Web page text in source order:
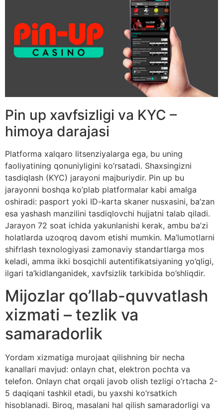
Pin up xavfsizligi va KYC –
himoya darajasi
Platforma xalqaro litsenziyalarga ega, bu uning
faoliyatining qonuniyligini ko’rsatadi. Shaxsingizni
tasdiqlash (KYC) jarayoni majburiydir. Pin up bu
jarayonni boshqa ko’plab platformalar kabi amalga
oshiradi: pasport yoki ID-karta skaner nusxasini, ba’zan
esa yashash manzilini tasdiqlovchi hujjatni talab qiladi.
Jarayon 72 soat ichida yakunlanishi kerak, ambu ba’zi
holatlarda uzoqroq davom etishi mumkin. Ma’lumotlarni
shifrlash texnologiyasi zamonaviy standartlarga mos
keladi, amma ikki bosqichli autentifikatsiyaning yo’qligi,
ilgari ta’kidlanganidek, xavfsizlik tarkibida bo’shliqdir.
Mijozlar qo’llab-quvvatlash
xizmati – tezlik va
samaradorlik
Yordam xizmatiga murojaat qilishning bir necha
kanallari mavjud: onlayn chat, elektron pochta va
telefon. Onlayn chat orqali javob olish tezligi o’rtacha 2-
5 daqiqani tashkil etadi, bu yaxshi ko’rsatkich
hisoblanadi. Biroq, masalani hal qilish samaradorligi va